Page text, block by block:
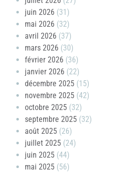
juin 2026 (31)
mai 2026 (32)
avril 2026 (37)
mars 2026 (30)
février 2026 (36)
janvier 2026 (22)
décembre 2025 (15)
novembre 2025 (42)
octobre 2025 (32)
septembre 2025 (32)
août 2025 (26)
juillet 2025 (24)
juin 2025 (44)
mai 2025 (56)